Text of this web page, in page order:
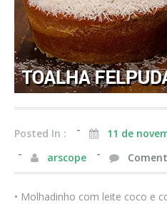
Posted In :
11 de
arscope
• Molhadinho com leite coco e